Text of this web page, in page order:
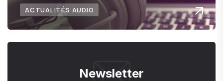
ACTUALITÉS AUDIO
Newsletter